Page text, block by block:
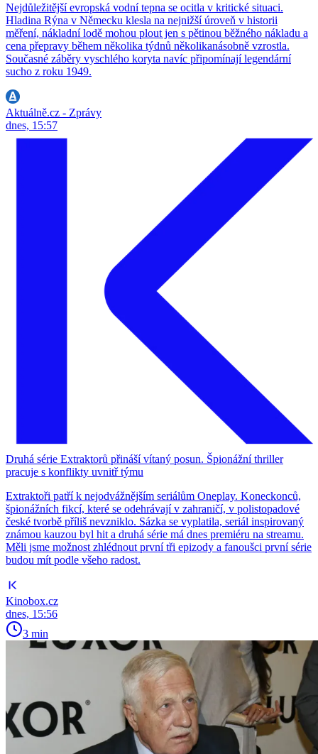
Nejdůležitější evropská vodní tepna se ocitla v kritické situaci.
Hladina Rýna v Německu klesla na nejnižší úroveň v historii
měření, nákladní lodě mohou plout jen s pětinou běžného nákladu a
cena přepravy během několika týdnů několikanásobně vzrostla.
Současné záběry vyschlého koryta navíc připomínají legendární
sucho z roku 1949.
Aktuálně.cz - Zprávy
dnes, 15:57
Druhá série Extraktorů přináší vítaný posun. Špionážní thriller
pracuje s konflikty uvnitř týmu
Extraktoři patří k nejodvážnějším seriálům Oneplay. Koneckonců,
špionážních fikcí, které se odehrávají v zahraničí, v polistopadové
české tvorbě příliš nevzniklo. Sázka se vyplatila, seriál inspirovaný
známou kauzou byl hit a druhá série má dnes premiéru na streamu.
Měli jsme možnost zhlédnout první tři epizody a fanoušci první série
budou mít podle všeho radost.
Kinobox.cz
dnes, 15:56
3 min